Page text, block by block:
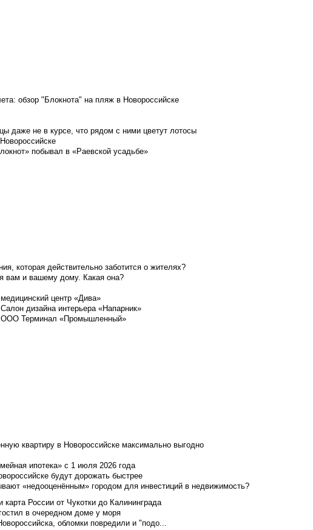
обзор "Блокнота" на пляж в Новороссийске
даже не в курсе, что рядом с ними цветут лотосы
побывал в «Раевской усадьбе»
которая действительно заботится о жителях?
вам и вашему дому. Какая она?
центр «Дива»
дизайна интерьера «Напарник»
ООО Терминал «Промышленный»
квартиру в Новороссийске максимально выгодно
ипотека» с 1 июля 2026 года
будут дорожать быстрее
«недооценённым» городом для инвестиций в недвижимость?
России от Чукотки до Калининграда
в очередном доме у моря
обломки повредили и "подо...